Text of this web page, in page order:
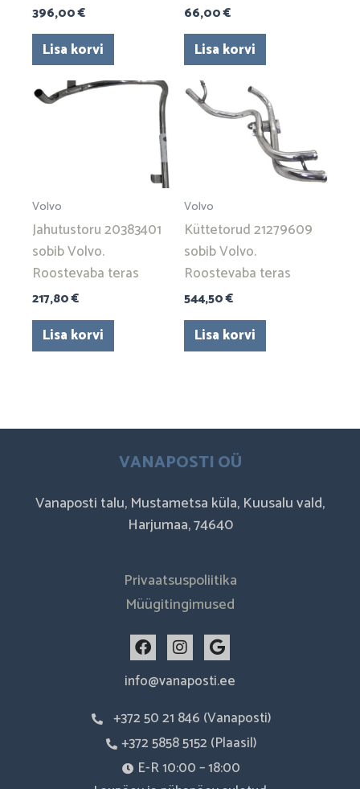
396,00€
Lisa korvi
66,00€
Lisa korvi
Volvo
Jahutustoru 20383401
sobib Volvo.
Roostevaba teras
217,80€
Lisa korvi
Volvo
Küttetorud 21279609
sobib Volvo.
Roostevaba teras
544,50€
Lisa korvi
VANAPOSTI OÜ
Vanaposti talu, Mustametsa küla, Kuusalu vald,
Harjumaa, 74640
Privaatsuspoliitika
Müügitingimused
F
a
c
e
o
o
k
I
n
s
t
g
r
a
m
G
o
o
g
e
info@vanaposti.ee
+372 50 21 846 (Vanaposti)
+372 5858 5152 (Plaasil)
E-R 10:00 – 18:00